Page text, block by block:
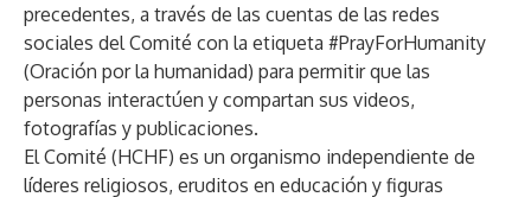
precedentes, a través de las cuentas de las redes
sociales del Comité con la etiqueta #PrayForHumanity
(Oración por la humanidad) para permitir que las
personas interactúen y compartan sus videos,
fotografías y publicaciones.
El Comité (HCHF) es un organismo independiente de
líderes religiosos, eruditos en educación y figuras